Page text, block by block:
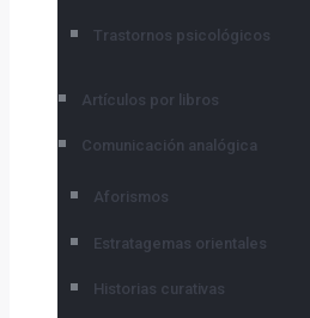
Trastornos psicológicos
Artículos por libros
Comunicación analógica
Aforismos
Estratagemas orientales
Historias curativas